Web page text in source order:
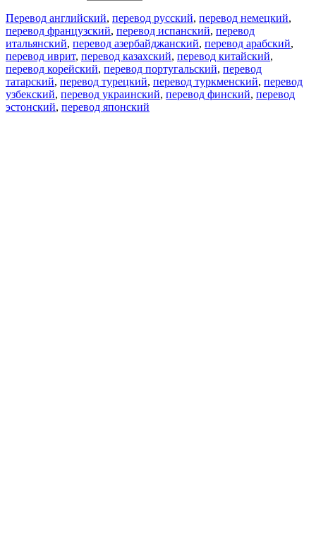
Перевод английский, перевод русский, перевод немецкий,
перевод французский, перевод испанский, перевод
итальянский, перевод азербайджанский, перевод арабский,
перевод иврит, перевод казахский, перевод китайский,
перевод корейский, перевод португальский, перевод
татарский, перевод турецкий, перевод туркменский, перевод
узбекский, перевод украинский, перевод финский, перевод
эстонский, перевод японский